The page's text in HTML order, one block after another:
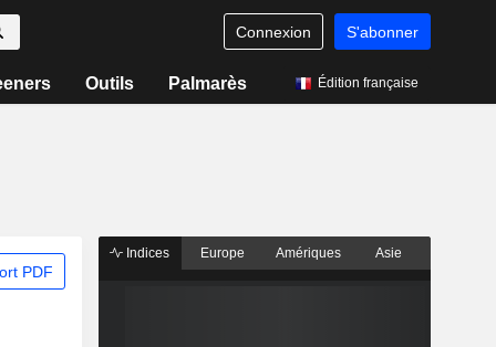
Connexion S'abonner
Outils Palmarès Édition française
PDF
Indices Europe Amériques Asie